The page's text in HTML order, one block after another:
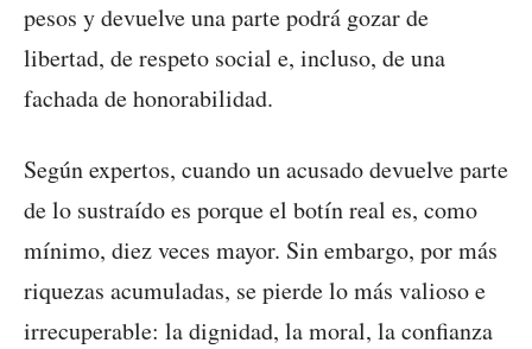
pesos y devuelve una parte podrá gozar de
libertad, de respeto social e, incluso, de una
fachada de honorabilidad.
Según expertos, cuando un acusado devuelve parte
de lo sustraído es porque el botín real es, como
mínimo, diez veces mayor. Sin embargo, por más
riquezas acumuladas, se pierde lo más valioso e
irrecuperable: la dignidad, la moral, la confianza